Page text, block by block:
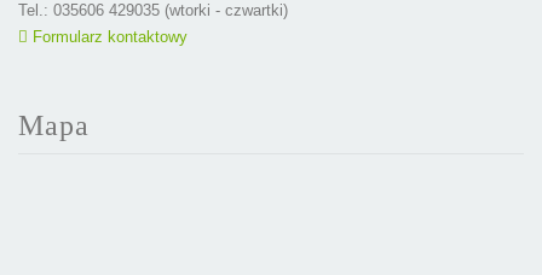
Tel.: 035606 429035 (wtorki - czwartki)
Formularz kontaktowy
Mapa